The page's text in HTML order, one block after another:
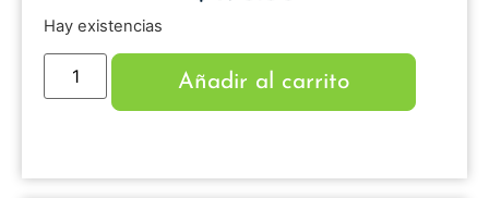
Hay existencias
Añadir al carrito